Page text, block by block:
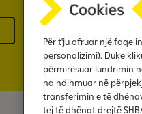
Për t'ju ofruar një faqe
personalizimi). Duke
përmirësuar lundrimin
na ndihmuar në
transferimin e të
tej të dhënat drejtë